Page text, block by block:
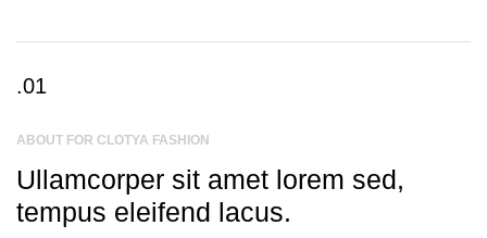
.01
ABOUT FOR CLOTYA FASHION
Ullamcorper sit amet lorem sed,
tempus eleifend lacus.